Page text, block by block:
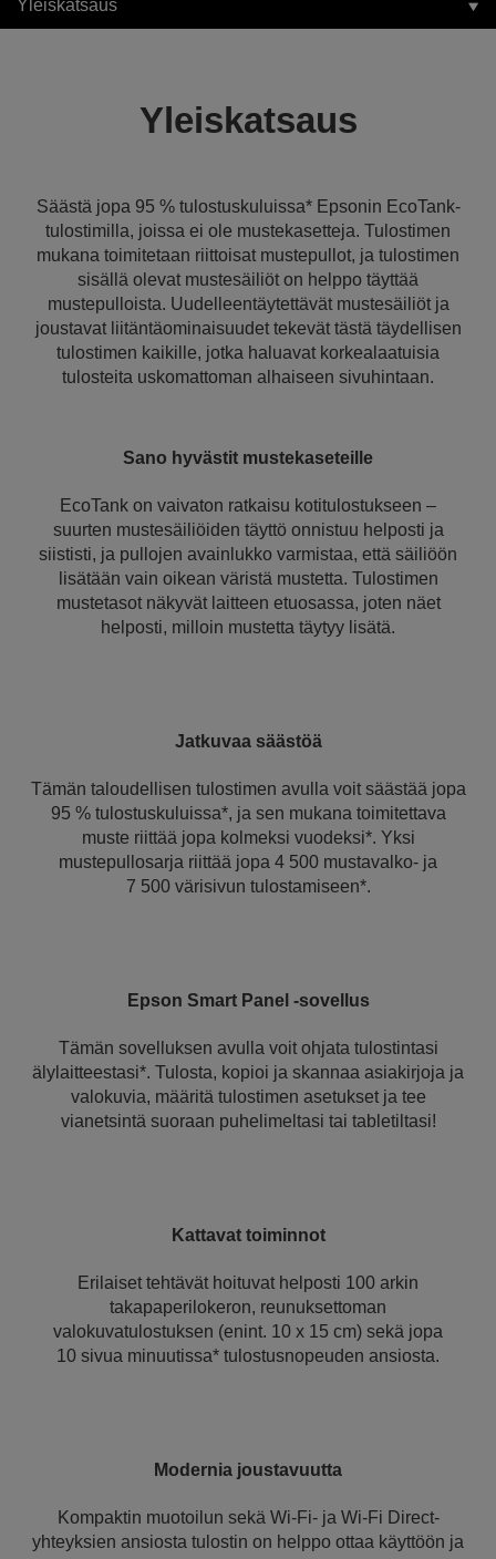
Yleiskatsaus
Yleiskatsaus
Säästä jopa 95 % tulostuskuluissa* Epsonin EcoTank-
tulostimilla, joissa ei ole mustekasetteja. Tulostimen
mukana toimitetaan riittoisat mustepullot, ja tulostimen
sisällä olevat mustesäiliöt on helppo täyttää
mustepulloista. Uudelleentäytettävät mustesäiliöt ja
joustavat liitäntäominaisuudet tekevät tästä täydellisen
tulostimen kaikille, jotka haluavat korkealaatuisia
tulosteita uskomattoman alhaiseen sivuhintaan.
Sano hyvästit mustekaseteille
EcoTank on vaivaton ratkaisu kotitulostukseen –
suurten mustesäiliöiden täyttö onnistuu helposti ja
siististi, ja pullojen avainlukko varmistaa, että säiliöön
lisätään vain oikean väristä mustetta. Tulostimen
mustetasot näkyvät laitteen etuosassa, joten näet
helposti, milloin mustetta täytyy lisätä.
Jatkuvaa säästöä
Tämän taloudellisen tulostimen avulla voit säästää jopa
95 % tulostuskuluissa*, ja sen mukana toimitettava
muste riittää jopa kolmeksi vuodeksi*. Yksi
mustepullosarja riittää jopa 4 500 mustavalko- ja
7 500 värisivun tulostamiseen*.
Epson Smart Panel -sovellus
Tämän sovelluksen avulla voit ohjata tulostintasi
älylaitteestasi*. Tulosta, kopioi ja skannaa asiakirjoja ja
valokuvia, määritä tulostimen asetukset ja tee
vianetsintä suoraan puhelimeltasi tai tabletiltasi!
Kattavat toiminnot
Erilaiset tehtävät hoituvat helposti 100 arkin
takapaperilokeron, reunuksettoman
valokuvatulostuksen (enint. 10 x 15 cm) sekä jopa
10 sivua minuutissa* tulostusnopeuden ansiosta.
Modernia joustavuutta
Kompaktin muotoilun sekä Wi-Fi- ja Wi-Fi Direct-
yhteyksien ansiosta tulostin on helppo ottaa käyttöön ja